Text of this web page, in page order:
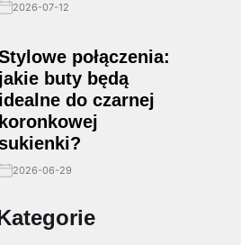
2026-07-12
połączenia:
jakie buty będą
idealne do czarnej
koronkowej
sukienki?
2026-06-29